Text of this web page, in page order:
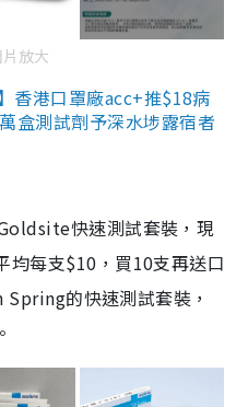
放大
香港口罩廠acc+推$18病
盒測試劑予深水埗露宿者
快速測試套裝，現
均每支$10，買10支再送口
的快速測試套裝，